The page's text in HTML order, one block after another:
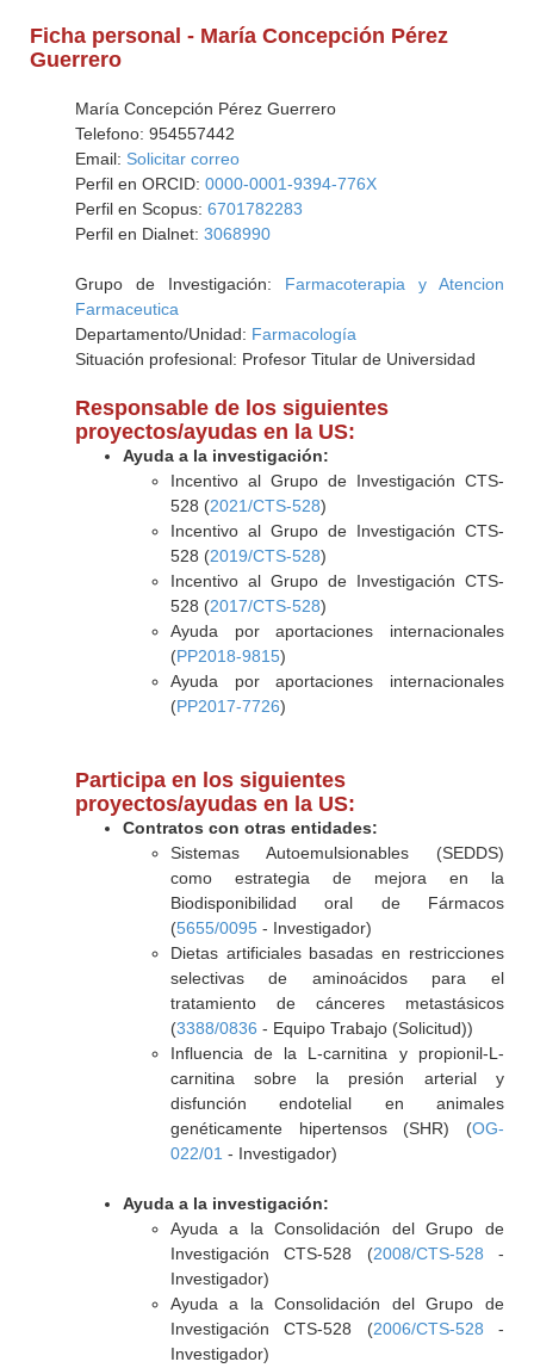
Ficha personal - María Concepción Pérez
Guerrero
María Concepción Pérez Guerrero
Telefono: 954557442
Email: Solicitar correo
Perfil en ORCID: 0000-0001-9394-776X
Perfil en Scopus: 6701782283
Perfil en Dialnet: 3068990
Grupo de Investigación: Farmacoterapia y Atencion
Farmaceutica
Departamento/Unidad: Farmacología
Situación profesional: Profesor Titular de Universidad
Responsable de los siguientes
proyectos/ayudas en la US:
Ayuda a la investigación:
Incentivo al Grupo de Investigación CTS-
528 (2021/CTS-528)
Incentivo al Grupo de Investigación CTS-
528 (2019/CTS-528)
Incentivo al Grupo de Investigación CTS-
528 (2017/CTS-528)
Ayuda por aportaciones internacionales
(PP2018-9815)
Ayuda por aportaciones internacionales
(PP2017-7726)
Participa en los siguientes
proyectos/ayudas en la US:
Contratos con otras entidades:
Sistemas Autoemulsionables (SEDDS)
como estrategia de mejora en la
Biodisponibilidad oral de Fármacos
(5655/0095- Investigador)
Dietas artificiales basadas en restricciones
selectivas de aminoácidos para el
tratamiento de cánceres metastásicos
(3388/0836 - Equipo Trabajo (Solicitud))
Influencia de la L-carnitina y propionil-L-
carnitina sobre la presión arterial y
disfunción endotelial en animales
genéticamente hipertensos (SHR) (OG-
022/01 - Investigador)
Ayuda a la investigación:
Ayuda a la Consolidación del Grupo de
Investigación CTS-528 (2008/CTS-528 -
Investigador)
Ayuda a la Consolidación del Grupo de
Investigación CTS-528 (2006/CTS-528 -
Investigador)